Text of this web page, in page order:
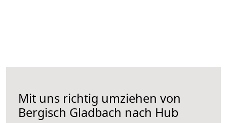
Mit uns richtig umziehen von
Bergisch Gladbach nach Hub